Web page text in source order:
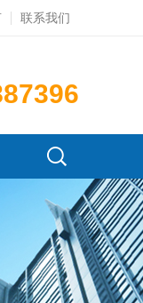
联系我们